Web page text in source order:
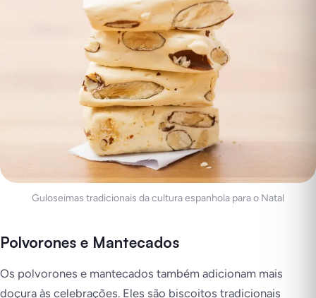
Guloseimas tradicionais da cultura espanhola para o Natal
Polvorones e Mantecados
Os polvorones e mantecados também adicionam mais
doçura às celebrações. Eles são biscoitos tradicionais